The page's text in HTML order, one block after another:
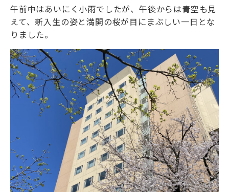
午前中はあいにく小雨でしたが、午後からは青空も見
えて、新入生の姿と満開の桜が目にまぶしい一日とな
りました。